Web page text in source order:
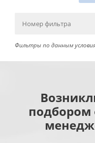
Фильтры по данным